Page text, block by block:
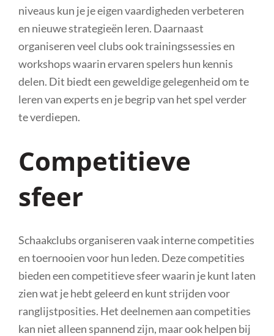
niveaus kun je je eigen vaardigheden verbeteren
en nieuwe strategieën leren. Daarnaast
organiseren veel clubs ook trainingssessies en
workshops waarin ervaren spelers hun kennis
delen. Dit biedt een geweldige gelegenheid om te
leren van experts en je begrip van het spel verder
te verdiepen.
Competitieve
sfeer
Schaakclubs organiseren vaak interne competities
en toernooien voor hun leden. Deze competities
bieden een competitieve sfeer waarin je kunt laten
zien wat je hebt geleerd en kunt strijden voor
ranglijstposities. Het deelnemen aan competities
kan niet alleen spannend zijn, maar ook helpen bij